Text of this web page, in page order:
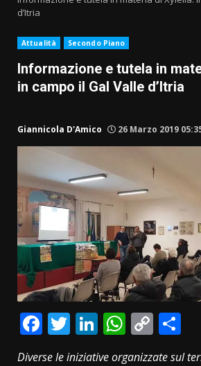
d’Itria
Attualità Secondo Piano
Informazione e tutela in
in campo il Gal Valle d’Itria
Giannicola D'Amico 26 Marzo 2019
Facebook
Twitter
LinkedIn
Copy
Link
Diverse le iniziative organizzate sul